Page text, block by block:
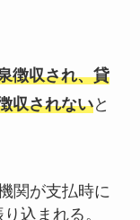
徴収され、貸
収されないと
関が支払時に
込まれる。